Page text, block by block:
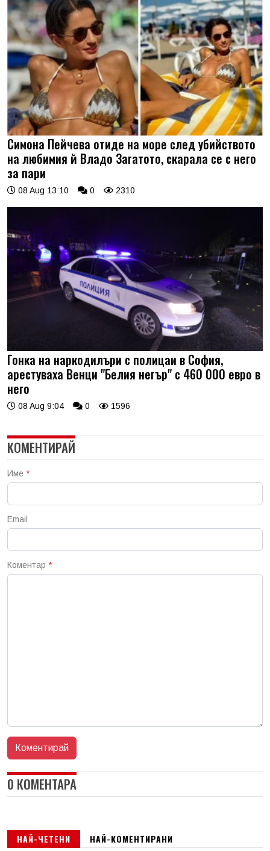
Симона Пейчева отиде на море след убийството
на любимия й Владо Загатото, скарала се с него
за пари
08 Aug 13:10 0 2310
Гонка на наркодилъри с полицаи в София,
арестуваха Венци "Белия негър" с 460 000 евро в
него
08 Aug 9:04 0 1596
КОМЕНТИРАЙ
Име *
Email
Коментар *
0 КОМЕНТАРА
НАЙ-ЧЕТЕНИ НАЙ-КОМЕНТИРАНИ